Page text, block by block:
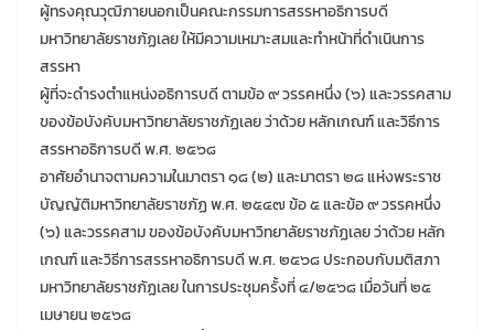
ผู้ทรงคุณวุฒิภายนอกเป็นคณะกรรมการสรรหาอธิการบดี
มหาวิทยาลัยราชภัฏเลย ให้มีความเหมาะสมและทำหน้าที่ดำเนินการ
สรรหา
ผู้ที่จะดำรงตำแหน่งอธิการบดี ตามข้อ ๙ วรรคหนึ่ง (๖) และวรรคสาม
ของข้อบังคับมหาวิทยาลัยราชภัฏเลย ว่าด้วย หลักเกณฑ์ และวิธีการ
สรรหาอธิการบดี พ.ศ. ๒๕๖๘
อาศัยอำนาจตามความในมาตรา ๑๘ (๒) และมาตรา ๒๘ แห่งพระราช
บัญญัติมหาวิทยาลัยราชภัฏ พ.ศ. ๒๕๔๗ ข้อ ๕ และข้อ ๙ วรรคหนึ่ง
(๖) และวรรคสาม ของข้อบังคับมหาวิทยาลัยราชภัฏเลย ว่าด้วย หลัก
เกณฑ์ และวิธีการสรรหาอธิการบดี พ.ศ. ๒๕๖๘ ประกอบกับมติสภา
มหาวิทยาลัยราชภัฏเลย ในการประชุมครั้งที่ ๔/๒๕๖๘ เมื่อวันที่ ๒๕
เมษายน ๒๕๖๘